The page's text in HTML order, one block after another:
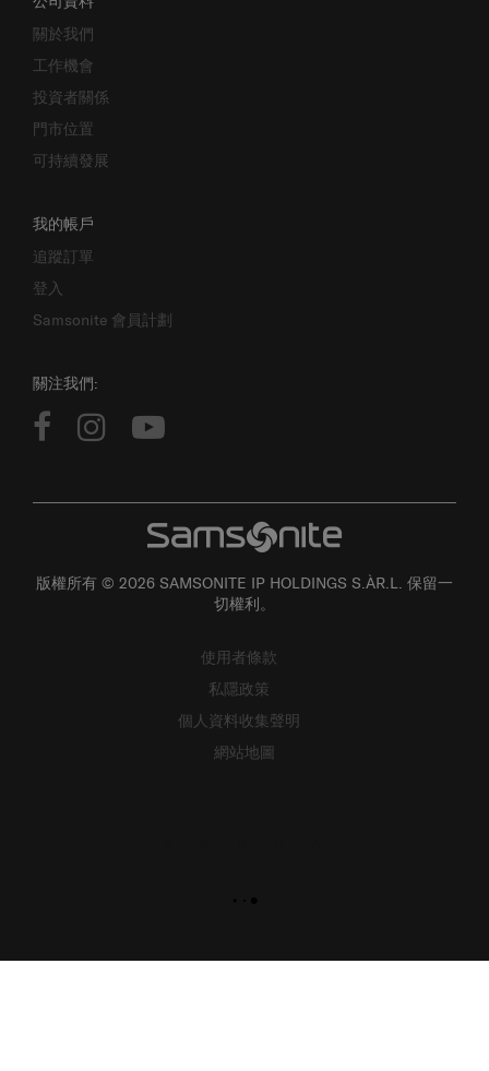
關於我們
工作機會
投資者關係
門市位置
可持續發展
追蹤訂單
登入
Samsonite 會員計劃
切權利。
私隱政策
個人資料收集聲明
網站地圖